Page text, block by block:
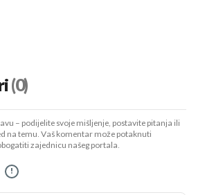
(0)
– podijelite svoje mišljenje, postavite pitanja ili
na temu. Vaš komentar može potaknuti
zajednicu našeg portala.
!